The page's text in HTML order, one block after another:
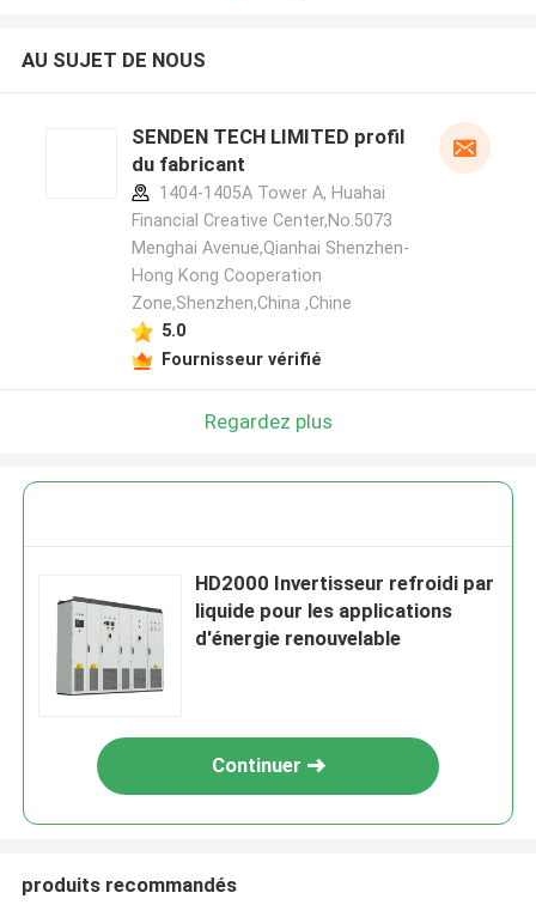
AU SUJET DE NOUS
SENDEN TECH LIMITED profil
du fabricant
1404-1405A Tower A, Huahai
Financial Creative Center,No.5073
Menghai Avenue,Qianhai Shenzhen-
Hong Kong Cooperation
Zone,Shenzhen,China ,Chine
5.0
Fournisseur vérifié
Regardez plus
HD2000 Invertisseur refroidi par
liquide pour les applications
d'énergie renouvelable
Continuer
produits recommandés